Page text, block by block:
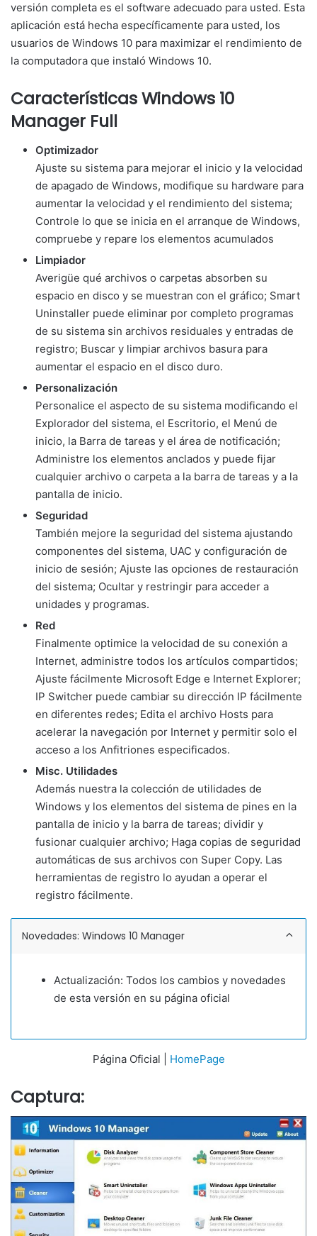
versión completa es el software adecuado para usted. Esta
aplicación está hecha específicamente para usted, los
usuarios de Windows 10 para maximizar el rendimiento de
la computadora que instaló Windows 10.
CaracterísticasWindows 10
Manager Full
Optimizador
Ajuste su sistema para mejorar el inicio y la velocidad
de apagado de Windows, modifique su hardware para
aumentar la velocidad y el rendimiento del sistema;
Controle lo que se inicia en el arranque de Windows,
compruebe y repare los elementos acumulados
Limpiador
Averigüe qué archivos o carpetas absorben su
espacio en disco y se muestran con el gráfico; Smart
Uninstaller puede eliminar por completo programas
de su sistema sin archivos residuales y entradas de
registro; Buscar y limpiar archivos basura para
aumentar el espacio en el disco duro.
Personalización
Personalice el aspecto de su sistema modificando el
Explorador del sistema, el Escritorio, el Menú de
inicio, la Barra de tareas y el área de notificación;
Administre los elementos anclados y puede fijar
cualquier archivo o carpeta a la barra de tareas y a la
pantalla de inicio.
Seguridad
También mejore la seguridad del sistema ajustando
componentes del sistema, UAC y configuración de
inicio de sesión; Ajuste las opciones de restauración
del sistema; Ocultar y restringir para acceder a
unidades y programas.
Red
Finalmente optimice la velocidad de su conexión a
Internet, administre todos los artículos compartidos;
Ajuste fácilmente Microsoft Edge e Internet Explorer;
IP Switcher puede cambiar su dirección IP fácilmente
en diferentes redes; Edita el archivo Hosts para
acelerar la navegación por Internet y permitir solo el
acceso a los Anfitriones especificados.
Misc. Utilidades
Además nuestra la colección de utilidades de
Windows y los elementos del sistema de pines en la
pantalla de inicio y la barra de tareas; dividir y
fusionar cualquier archivo; Haga copias de seguridad
automáticas de sus archivos con Super Copy. Las
herramientas de registro lo ayudan a operar el
registro fácilmente.
Novedades: Windows 10 Manager
Actualización: Todos los cambios y novedades
de esta versión en su página oficial
Página Oficial | HomePage
Captura: